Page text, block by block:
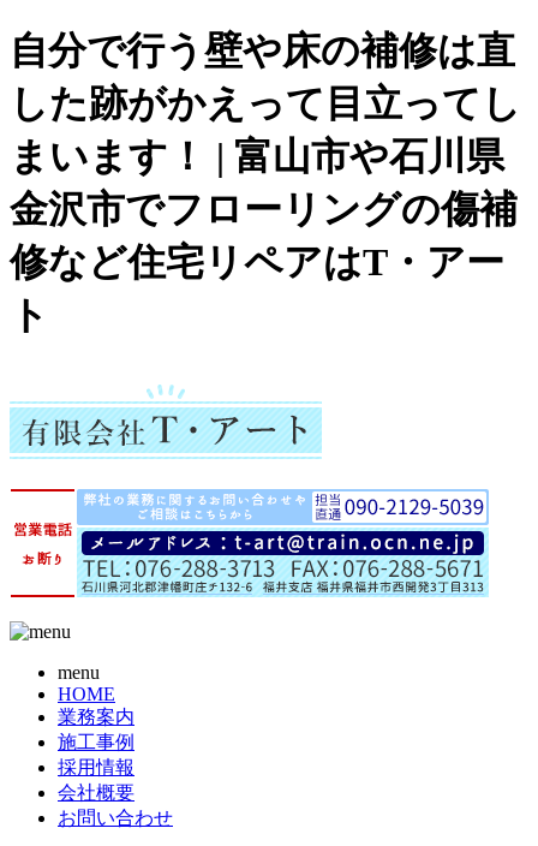
自分で行う壁や床の補修は直
した跡がかえって目立ってし
まいます！ | 富山市や石川県
金沢市でフローリングの傷補
修など住宅リペアはT・アー
ト
menu
HOME
業務案内
施工事例
採用情報
会社概要
お問い合わせ